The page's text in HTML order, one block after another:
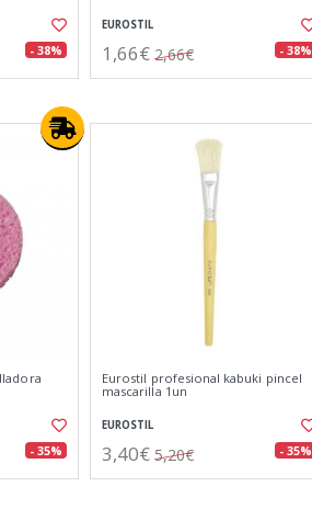
- 38%
EUROSTIL
1,66€ 2,66€ - 38%
- 35%
Eurostil profesional kabuki pincel
mascarilla 1un
EUROSTIL
3,40€ 5,20€ - 35%